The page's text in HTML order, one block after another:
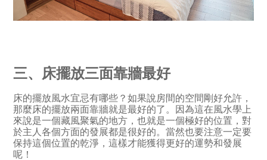
三、床擺放三面靠牆最好
床的擺放風水宜忌有哪些？如果說房間的空間剛好允許，
那麼床的擺放兩面靠牆就是最好的了。因為這在風水學上
來說是一個藏風聚氣的地方，也就是一個極好的位置，對
於主人各個方面的發展都是很好的。當然也要注意一定要
保持這個位置的乾淨，這樣才能獲得更好的運勢和發展
呢！